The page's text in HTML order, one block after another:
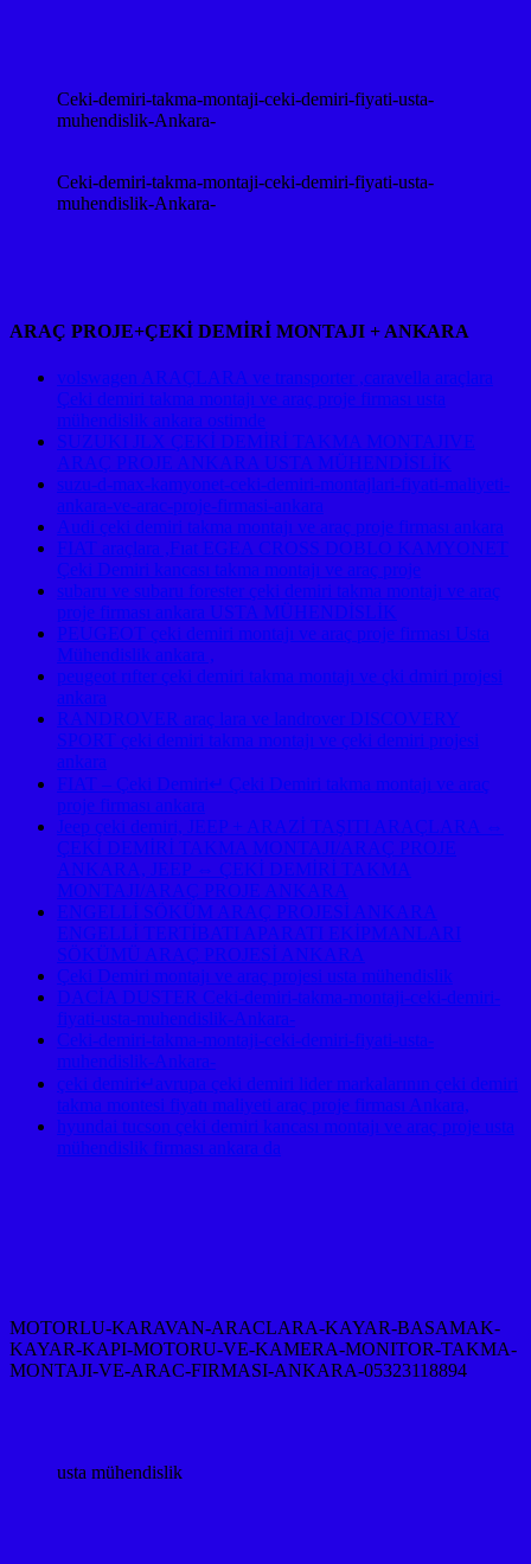
Ceki-demiri-takma-montaji-ceki-demiri-fiyati-usta-
muhendislik-Ankara-
Ceki-demiri-takma-montaji-ceki-demiri-fiyati-usta-
muhendislik-Ankara-
ARAÇ PROJE+ÇEKİ DEMİRİ MONTAJI + ANKARA
volswagen ARAÇLARA ve transporter ,caravella araçlara
Çeki demiri takma montajı ve araç proje firması usta
mühendislik ankara ostimde
SUZUKI JLX ÇEKİ DEMİRİ TAKMA MONTAJIVE
ARAÇ PROJE ANKARA USTA MÜHENDİSLİK
suzu-d-max-kamyonet-ceki-demiri-montajlari-fiyati-maliyeti-
ankara-ve-arac-proje-firmasi-ankara
Audi çeki demiri takma montajı ve araç proje firması ankara
FIAT araçlara ,Fıat EGEA CROSS DOBLO KAMYONET
Çeki Demiri kancası takma montajı ve araç proje
subaru ve subaru forester çeki demiri takma montajı ve araç
proje firması ankara USTA MÜHENDİSLİK
PEUGEOT çeki demiri montajı ve araç proje firması Usta
Mühendislik ankara ,
peugeot rıfter çeki demiri takma montajı ve çki dmiri projesi
ankara
RANDROVER araç lara ve landrover DISCOVERY
SPORT çeki demiri takma montajı ve çeki demiri projesi
ankara
FIAT – Çeki Demiri↵ Çeki Demiri takma montajı ve araç
proje firması ankara
Jeep çeki demiri, JEEP + ARAZİ TAŞITI ARAÇLARA ⇔
ÇEKİ DEMİRİ TAKMA MONTAJI/ARAÇ PROJE
ANKARA, JEEP ⇔ ÇEKİ DEMİRİ TAKMA
MONTAJI/ARAÇ PROJE ANKARA
ENGELLİ SÖKÜM ARAÇ PROJESİ ANKARA
ENGELLİ TERTİBATI APARATI EKİPMANLARI
SÖKÜMÜ ARAÇ PROJESİ ANKARA
Çeki Demiri montajı ve araç projesi usta mühendislik
DACİA DUSTER Ceki-demiri-takma-montaji-ceki-demiri-
fiyati-usta-muhendislik-Ankara-
Ceki-demiri-takma-montaji-ceki-demiri-fiyati-usta-
muhendislik-Ankara-
çeki demiri↵avrupa çeki demiri lider markalarının çeki demiri
takma montesi fiyatı maliyeti araç proje firması Ankara,
hyundai tucson çeki demiri kancası montajı ve araç proje usta
mühendislik firması ankara da
MOTORLU-KARAVAN-ARACLARA-KAYAR-BASAMAK-
KAYAR-KAPI-MOTORU-VE-KAMERA-MONITOR-TAKMA-
MONTAJI-VE-ARAC-FIRMASI-ANKARA-05323118894
usta mühendislik